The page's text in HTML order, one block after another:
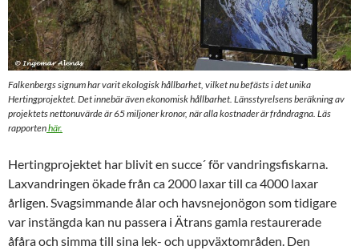
Falkenbergs signum har varit ekologisk hållbarhet, vilket nu befästs i det unika
Hertingprojektet. Det innebär även ekonomisk hållbarhet. Länsstyrelsens beräkning av
projektets nettonuvärdeär 65 miljoner kronor, när alla kostnader är fråndragna. Läs
rapportenhär.
Hertingprojektet har blivit en succe´ för vandringsfiskarna.
Laxvandringen ökade från ca 2000 laxar till ca 4000 laxar
årligen. Svagsimmande ålar och havsnejonögon som tidigare
var instängda kan nu passera i Ätrans gamla restaurerade
åfåra och simma till sina lek- och uppväxtområden. Den